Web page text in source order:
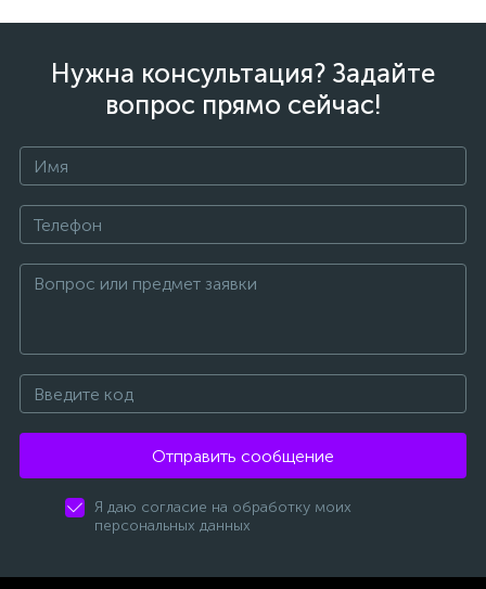
Нужна консультация? Задайте
вопрос прямо сейчас!
Отправить сообщение
Я даю согласие на обработку моих
персональных данных